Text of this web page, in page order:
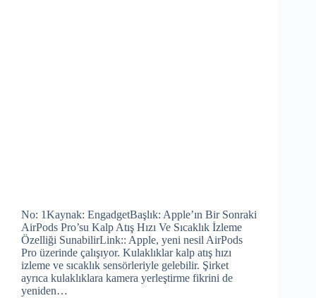
No: 1Kaynak: EngadgetBaşlık: Apple’ın Bir Sonraki
AirPods Pro’su Kalp Atış Hızı Ve Sıcaklık İzleme
Özelliği SunabilirLink:: Apple, yeni nesil AirPods
Pro üzerinde çalışıyor. Kulaklıklar kalp atış hızı
izleme ve sıcaklık sensörleriyle gelebilir. Şirket
ayrıca kulaklıklara kamera yerleştirme fikrini de
yeniden…